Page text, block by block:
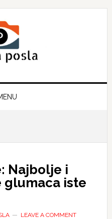
Najbolje i
glumaca iste
LEAVE A COMMENT